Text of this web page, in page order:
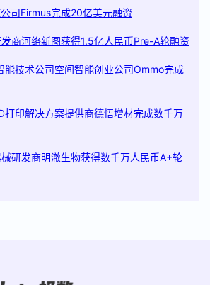
司Firmus完成20亿美元融资
商河络新图获得1.5亿人民币Pre-A轮融资
能技术公司空间智能创业公司Ommo完成
打印解决方案提供商德悟增材完成数千万
研发商明澈生物获得数千万人民币A+轮